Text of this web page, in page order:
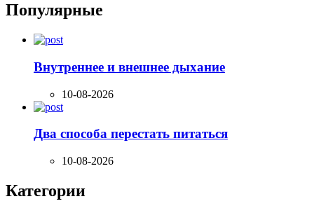
Популярные
Внутреннее и внешнее дыхание
10-08-2026
Два способа перестать питаться
10-08-2026
Категории